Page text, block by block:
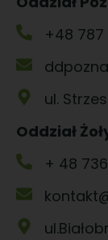
+48 787
ul.
Oddział
+ 48